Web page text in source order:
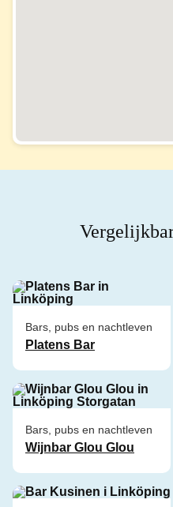
Bars, pubs en nachtleven
Platens Bar
Bars, pubs en nachtleven
Wijnbar Glou Glou